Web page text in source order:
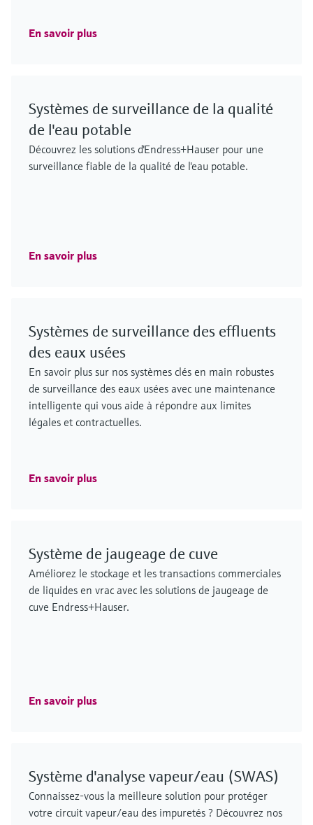
En savoir plus
Systèmes de surveillance de la qualité
de l'eau potable
Découvrez les solutions d'Endress+Hauser pour une
surveillance fiable de la qualité de l'eau potable.
En savoir plus
Systèmes de surveillance des effluents
des eaux usées
En savoir plus sur nos systèmes clés en main robustes
de surveillance des eaux usées avec une maintenance
intelligente qui vous aide à répondre aux limites
légales et contractuelles.
En savoir plus
Système de jaugeage de cuve
Améliorez le stockage et les transactions commerciales
de liquides en vrac avec les solutions de jaugeage de
cuve Endress+Hauser.
En savoir plus
Système d'analyse vapeur/eau (SWAS)
Connaissez-vous la meilleure solution pour protéger
votre circuit vapeur/eau des impuretés ? Découvrez nos